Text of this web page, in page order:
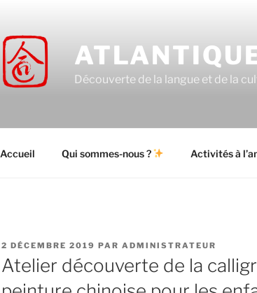
Découverte de la langue et de la
Accueil Qui sommes-nous ? Activités à
PUBLIÉ
LE
2 DÉCEMBRE 2019 PAR ADMINISTRATEUR
Atelier découverte de la